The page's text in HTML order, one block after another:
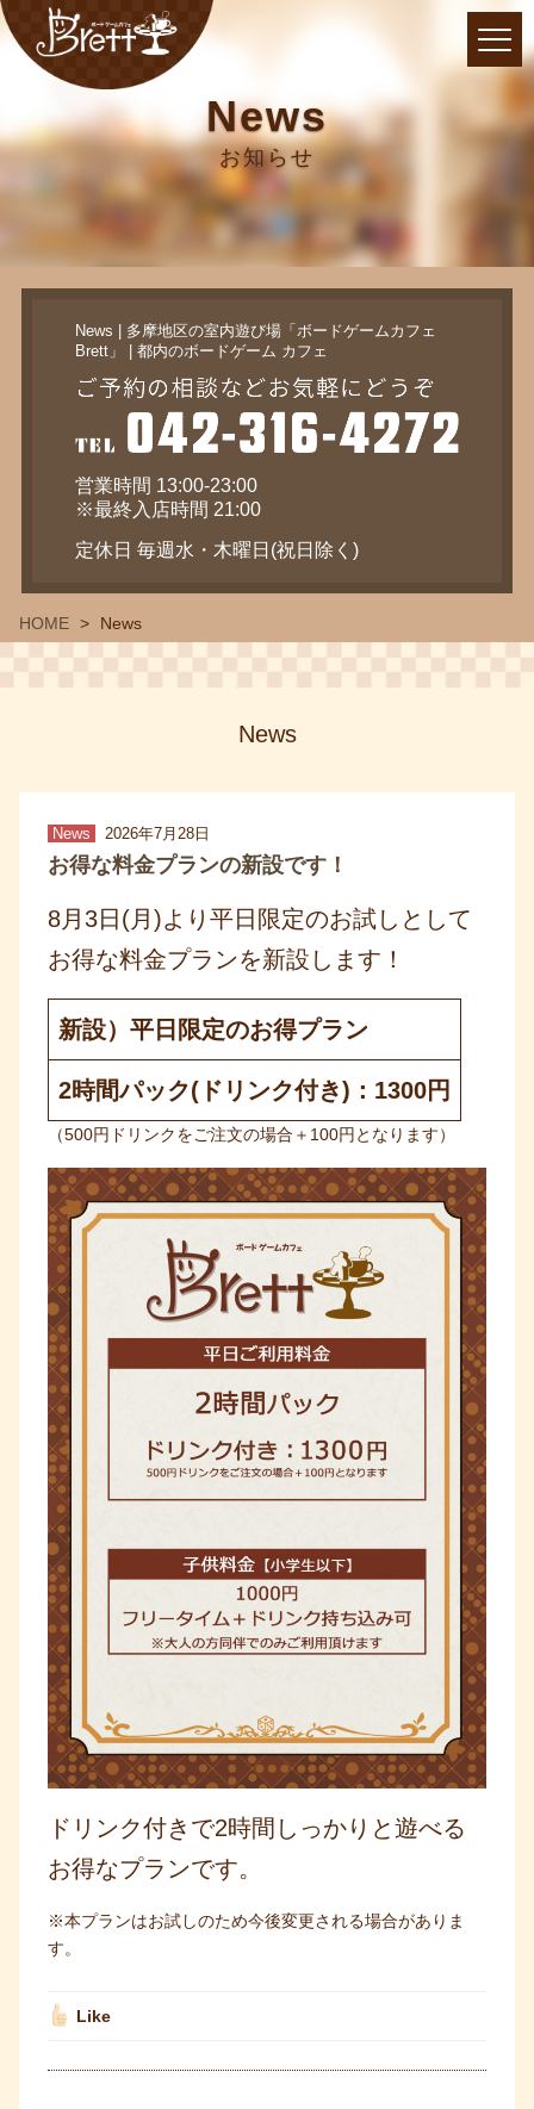
News
お知らせ
Brett」 | 都内のボードゲーム カフェ
※最終入店時間 21:00
HOME News
News
News 2026年7月28日
お得な料金プランの新設です！
8月3日(月)より平日限定のお試しとして
お得な料金プランを新設します！
新設）平日限定のお得プラン
2時間パック(ドリンク付き)：1300円
（500円ドリンクをご注文の場合＋100円となります）
ドリンク付きで2時間しっかりと遊べる
お得なプランです。
※本プランはお試しのため今後変更される場合がありま
す。
Like